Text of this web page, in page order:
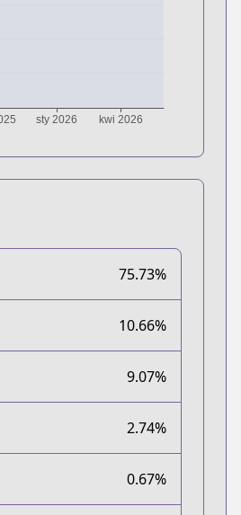
75.73%
10.66%
9.07%
2.74%
0.67%